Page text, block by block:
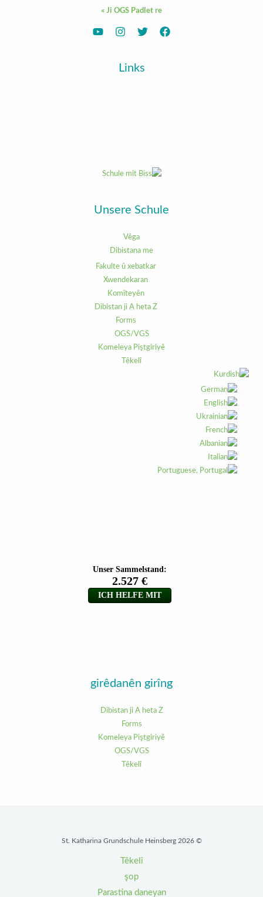
Ji OGS Padlet re »
Links
Unsere Schule
Vêga
Dibistana me
Fakulte û xebatkar
Xwendekaran
Komîteyên
Dibistan ji A heta Z
Forms
OGS/VGS
Komeleya Piştgiriyê
Têkelî
girêdanên girîng
Dibistan ji A heta Z
Forms
Komeleya Piştgiriyê
OGS/VGS
Têkelî
© 2026 St. Katharina Grundschule Heinsberg
Têkelî
şop
Parastina daneyan